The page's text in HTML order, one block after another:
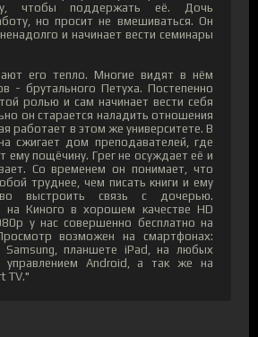
чтобы поддержать её. Дочь
но просит не вмешиваться. Он
и начинает вести семинары
его тепло. Многие видят в нём
- брутального Петуха. Постепенно
ролью и сам начинает вести себя
он старается наладить отношения
работает в этом же университете. В
сжигает дом преподавателей, где
ему пощёчину. Грег не осуждает её и
Со временем он понимает, что
труднее, чем писать книги и ему
выстроить связь с дочерью.
на Киного в хорошем качестве HD
у нас совершенно бесплатно на
возможен на смартфонах:
Samsung, планшете iPad, на любых
управлением Android, а так же на
TV."